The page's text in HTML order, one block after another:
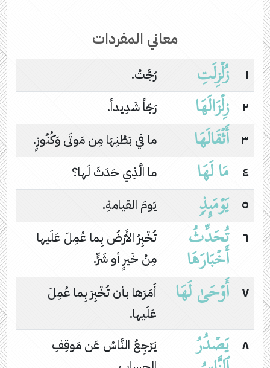
معاني المفردات
١ زُلۡزِلَتِ
رُجَّتْ.
٢
زِلۡزَالَهَا
رَجّاً شَدِيداً.
٣
أَثۡقَالَهَا
ما في بَطْنِهَا مِن مَوتَى وَكُنُوزٍ.
٤
مَا لَهَا
ما الَّذِي حَدَثَ لَها؟
٥
یَوۡمَىِٕذࣲ
يَومَ القيامةِ.
٦
تُحَدِّثُ
أَخۡبَارَهَا
تُخْبِرُ الأَرْضُ بِما عُمِلَ عَلَيها
مِنْ خَيرٍ أو شَرٍّ.
٧
أَوۡحَىٰ لَهَا
أَمَرَها بأن تُخْبِرَ بِما عُمِلَ
عَلَيها.
٨
يَصۡدُرُ
يَرْجِعُ النَّاسُ عَن مَوقِفِ